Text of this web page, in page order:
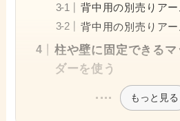
背中用の別売りア
背中用の別売りア
柱や壁に固定できる
ダーを使う
もっと見る